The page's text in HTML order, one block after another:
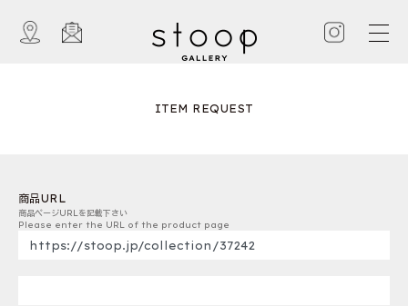
ITEM REQUEST
商品URL
商品ページURLを記載下さい
Please enter the URL of the product page